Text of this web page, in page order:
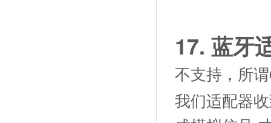
17. 蓝牙
不支持， 所谓
我们适配器